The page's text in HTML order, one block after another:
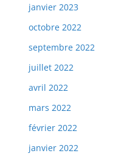
janvier 2023
octobre 2022
septembre 2022
juillet 2022
avril 2022
mars 2022
février 2022
janvier 2022